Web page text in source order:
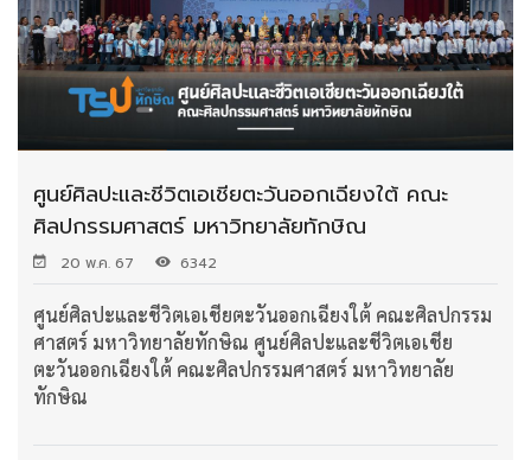
ศูนย์ศิลปะและชีวิตเอเชียตะวันออกเฉียงใต้ คณะ
ศิลปกรรมศาสตร์ มหาวิทยาลัยทักษิณ
20 พ.ค. 67 6342
ศูนย์ศิลปะและชีวิตเอเชียตะวันออกเฉียงใต้ คณะศิลปกรรม
ศาสตร์ มหาวิทยาลัยทักษิณ ศูนย์ศิลปะและชีวิตเอเชีย
ตะวันออกเฉียงใต้ คณะศิลปกรรมศาสตร์ มหาวิทยาลัย
ทักษิณ